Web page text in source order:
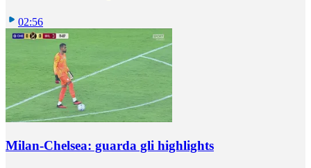
02:56
Milan-Chelsea: guarda gli highlights